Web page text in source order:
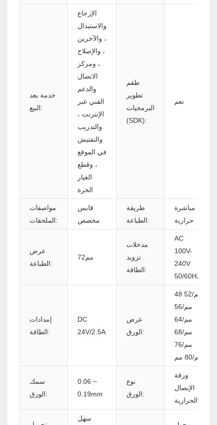
خدمة بعد
البيع:
الإرجاع
والاستبدال
، والآخرين
، والإصلاح
، ومركز
الاتصال
والدعم
الفني عبر
الإنترنت ،
والتدريب
والتفتيش
في الموقع
، وقطع
الغيار
الحرة
طقم
تطوير
البرمجيات
(SDK):
نعم
مواصفات
الملحقات:
قابس
مخصص
طريقة
الطباعة:
مباشرة
حرارية
عرض
الطباعة:
مم72
مدخلات
تزويد
الطاقة:
AC
100V-
240V
50/60HZ
إمدادات
الطاقة:
DC
24V/2.5A
عرض
الورق:
48 مم/52
مم/56
مم/64
مم/68
مم/76
مم/80 مم
سمك
الورق:
0.06 ~
0.19mm
نوع
الورق:
ورقة
الإيصال
الحرارية
سهل